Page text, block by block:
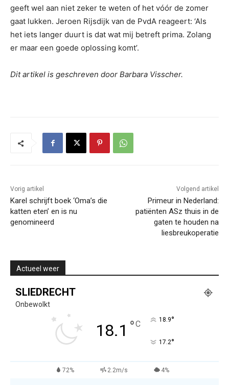
geeft wel aan niet zeker te weten of het vóór de zomer
gaat lukken. Jeroen Rijsdijk van de PvdA reageert: ‘Als
het iets langer duurt is dat wat mij betreft prima. Zolang
er maar een goede oplossing komt’.
Dit artikel is geschreven door Barbara Visscher.
Vorig artikel
Karel schrijft boek ‘Oma’s die
katten eten’ en is nu
genomineerd
Volgend artikel
Primeur in Nederland:
patiënten ASz thuis in de
gaten te houden na
liesbreukoperatie
Actueel weer
SLIEDRECHT
Onbewolkt
18.1 °C 18.9°
17.2°
72% 2.2m/s 4%